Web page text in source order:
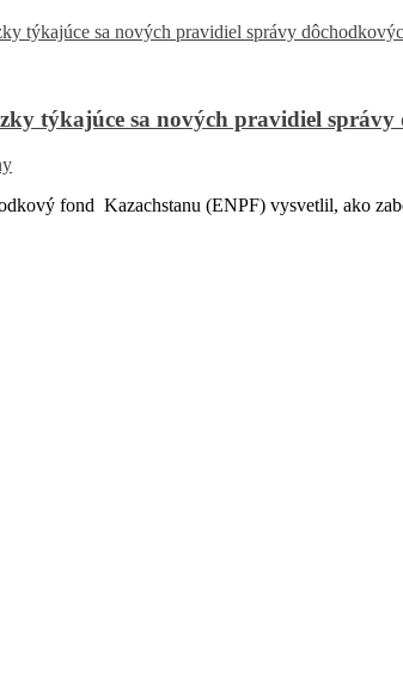
týkajúce sa nových pravidiel
fond Kazachstanu (ENPF) vysvetlil, ako